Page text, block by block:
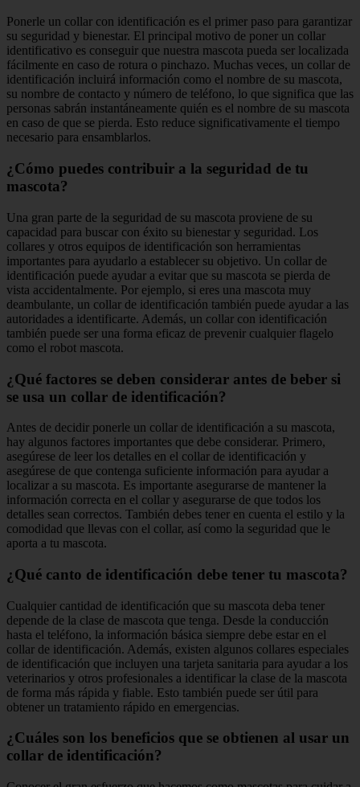
Ponerle un collar con identificación es el primer paso para garantizar
su seguridad y bienestar. El principal motivo de poner un collar
identificativo es conseguir que nuestra mascota pueda ser localizada
fácilmente en caso de rotura o pinchazo. Muchas veces, un collar de
identificación incluirá información como el nombre de su mascota,
su nombre de contacto y número de teléfono, lo que significa que las
personas sabrán instantáneamente quién es el nombre de su mascota
en caso de que se pierda. Esto reduce significativamente el tiempo
necesario para ensamblarlos.
¿Cómo puedes contribuir a la seguridad de tu
mascota?
Una gran parte de la seguridad de su mascota proviene de su
capacidad para buscar con éxito su bienestar y seguridad. Los
collares y otros equipos de identificación son herramientas
importantes para ayudarlo a establecer su objetivo. Un collar de
identificación puede ayudar a evitar que su mascota se pierda de
vista accidentalmente. Por ejemplo, si eres una mascota muy
deambulante, un collar de identificación también puede ayudar a las
autoridades a identificarte. Además, un collar con identificación
también puede ser una forma eficaz de prevenir cualquier flagelo
como el robot mascota.
¿Qué factores se deben considerar antes de beber si
se usa un collar de identificación?
Antes de decidir ponerle un collar de identificación a su mascota,
hay algunos factores importantes que debe considerar. Primero,
asegúrese de leer los detalles en el collar de identificación y
asegúrese de que contenga suficiente información para ayudar a
localizar a su mascota. Es importante asegurarse de mantener la
información correcta en el collar y asegurarse de que todos los
detalles sean correctos. También debes tener en cuenta el estilo y la
comodidad que llevas con el collar, así como la seguridad que le
aporta a tu mascota.
¿Qué canto de identificación debe tener tu mascota?
Cualquier cantidad de identificación que su mascota deba tener
depende de la clase de mascota que tenga. Desde la conducción
hasta el teléfono, la información básica siempre debe estar en el
collar de identificación. Además, existen algunos collares especiales
de identificación que incluyen una tarjeta sanitaria para ayudar a los
veterinarios y otros profesionales a identificar la clase de la mascota
de forma más rápida y fiable. Esto también puede ser útil para
obtener un tratamiento rápido en emergencias.
¿Cuáles son los beneficios que se obtienen al usar un
collar de identificación?